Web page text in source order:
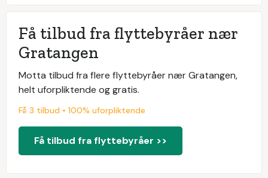
Få tilbud fra flyttebyråer nær
Gratangen
Motta tilbud fra flere flyttebyråer nær Gratangen,
helt uforpliktende og gratis.
Få 3 tilbud • 100% uforpliktende
Få tilbud fra flyttebyråer >>